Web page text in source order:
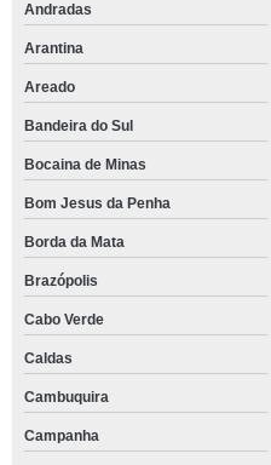
Andradas
Arantina
Areado
Bandeira do Sul
Bocaina de Minas
Bom Jesus da Penha
Borda da Mata
Brazópolis
Cabo Verde
Caldas
Cambuquira
Campanha